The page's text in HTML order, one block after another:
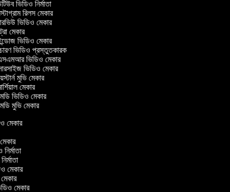
ভিডিও নির্মাতা
রিলস মেকার
ভিডিও মেকার
মেকার
ভিডিও মেকার
ভিডিও প্রস্তুতকারক
ভিডিও মেকার
ভিডিও মেকার
মুভি মেকার
মেকার
ভিডিও মেকার
মুভি মেকার
মেকার
নির্মাতা
মেকার
মেকার
মেকার